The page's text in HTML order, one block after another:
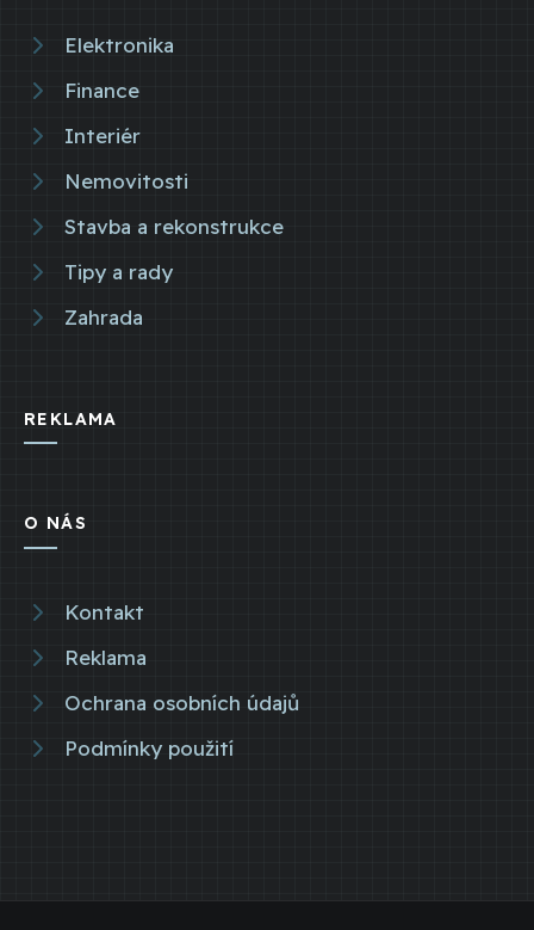
Elektronika
Finance
Interiér
Nemovitosti
Stavba a rekonstrukce
Tipy a rady
Zahrada
REKLAMA
O NÁS
Kontakt
Reklama
Ochrana osobních údajů
Podmínky použití